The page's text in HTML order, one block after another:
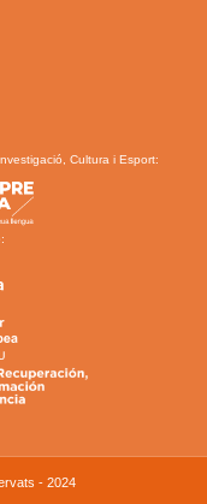
Cultura i Esport:
- 2024